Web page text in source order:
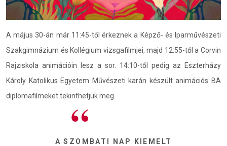
A május 30-án már 11:45-től érkeznek a Képző- és Iparművészeti
Szakgimnázium és Kollégium vizsgafilmjei, majd 12:55-től a Corvin
Rajziskola animációin lesz a sor. 14:10-től pedig az Eszterházy
Károly Katolikus Egyetem Művészeti karán készült animációs BA
diplomafilmeket tekinthetjük meg.
A SZOMBATI NAP KIEMELT